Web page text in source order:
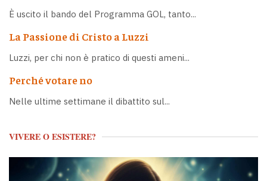
È uscito il bando del Programma GOL, tanto...
La Passione di Cristo a Luzzi
Luzzi, per chi non è pratico di questi ameni...
Perché votare no
Nelle ultime settimane il dibattito sul...
VIVERE O ESISTERE?